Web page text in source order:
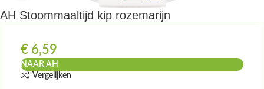
AH Stoommaaltijd kip rozemarijn
€ 6,59
NAAR AH
Vergelijken